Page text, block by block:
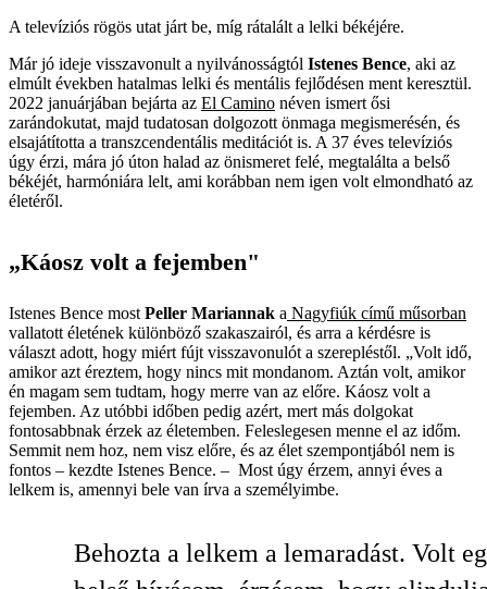
A televíziós rögös utat járt be, míg rátalált a lelki békéjére.
Már jó ideje visszavonult a nyilvánosságtól Istenes Bence, aki az
elmúlt években hatalmas lelki és mentális fejlődésen ment keresztül.
2022 januárjában bejárta az El Camino néven ismert ősi
zarándokutat, majd tudatosan dolgozott önmaga megismerésén, és
elsajátította a transzcendentális meditációt is. A 37 éves televíziós
úgy érzi, mára jó úton halad az önismeret felé, megtalálta a belső
békéjét, harmóniára lelt, ami korábban nem igen volt elmondható az
életéről.
„Káosz volt a fejemben"
Istenes Bence most Peller Mariannak a Nagyfiúk című műsorban
vallatott életének különböző szakaszairól, és arra a kérdésre is
választ adott, hogy miért fújt visszavonulót a szerepléstől. „Volt idő,
amikor azt éreztem, hogy nincs mit mondanom. Aztán volt, amikor
én magam sem tudtam, hogy merre van az előre. Káosz volt a
fejemben. Az utóbbi időben pedig azért, mert más dolgokat
fontosabbnak érzek az életemben. Feleslegesen menne el az időm.
Semmit nem hoz, nem visz előre, és az élet szempontjából nem is
fontos – kezdte Istenes Bence. – Most úgy érzem, annyi éves a
lelkem is, amennyi bele van írva a személyimbe.
Behozta a lelkem a lemaradást. Volt